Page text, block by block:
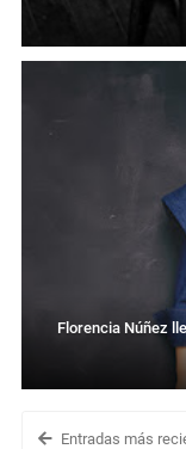
Florencia Núñez
Entradas más